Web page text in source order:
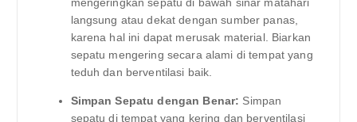
langsung atau dekat dengan sumber panas,
karena hal ini dapat merusak material. Biarkan
sepatu mengering secara alami di tempat yang
teduh dan berventilasi baik.
Simpan Sepatu dengan Benar: Simpan
sepatu di tempat yang kering dan berventilasi